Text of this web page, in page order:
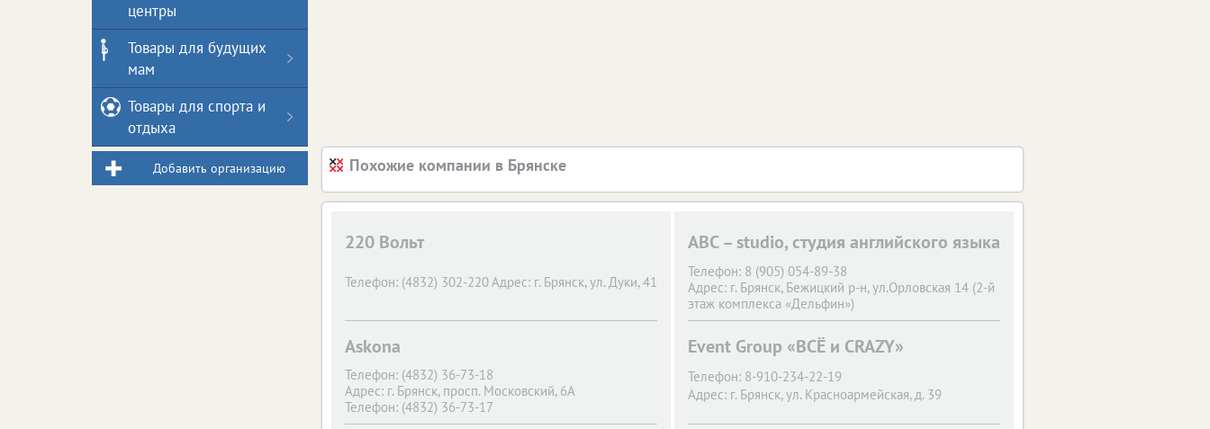
Похожие компании в Брянске
220 Вольт
Телефон: (4832) 302-220Адрес: г. Брянск, ул. Дуки, 41
ABC – studio, студия английского языка
Телефон: 8 (905) 054-89-38
Адрес: г. Брянск, Бежицкий р-н, ул.Орловская 14 (2-й
этаж комплекса «Дельфин»)
Askona
Телефон: (4832) 36-73-18
Адрес: г. Брянск, просп. Московский, 6А
Телефон: (4832) 36-73-17
Адрес: г. Брянск, ул. Бурова, 22
Event Group «ВСЁ и CRAZY»
Телефон: 8-910-234-22-19
Адрес: г. Брянск, ул. Красноармейская, д. 39
центры
Товары для будущих
мам
Товары для спорта и
отдыха
Добавить организацию